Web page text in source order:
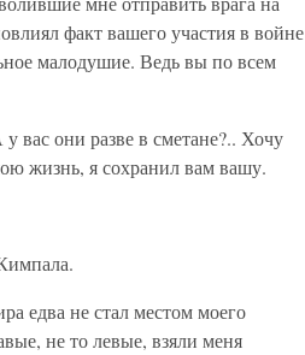
факт вашего участия в войне
малодушие. Ведь вы по всем
они разве в сметане?.. Хочу
жизнь, я сохранил вам вашу.
едва не стал местом моего
не то левые, взяли меня